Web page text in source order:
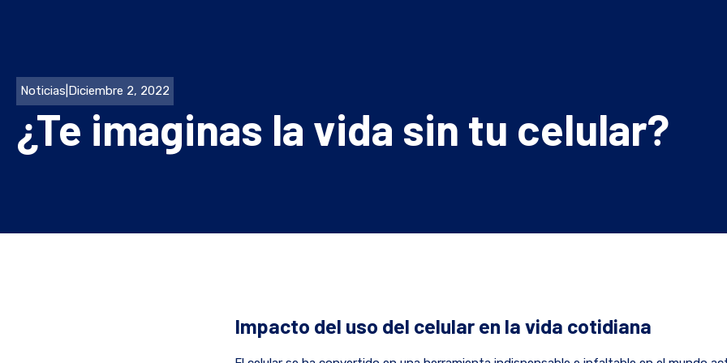
Noticias Diciembre 2, 2022
¿Te imaginas la vida sin tu celular?
Impacto del uso del celular en la vida cotidiana